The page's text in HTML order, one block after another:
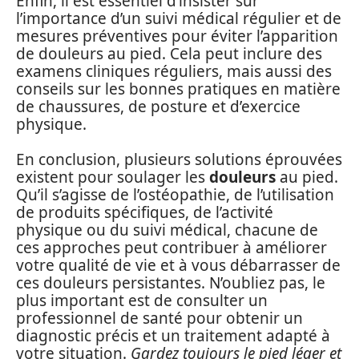
l’importance d’un suivi médical régulier et de
mesures préventives pour éviter l’apparition
de douleurs au pied. Cela peut inclure des
examens cliniques réguliers, mais aussi des
conseils sur les bonnes pratiques en matière
de chaussures, de posture et d’exercice
physique.
En conclusion, plusieurs solutions éprouvées
existent pour soulager lesdouleurs au pied.
Qu’il s’agisse de l’ostéopathie, de l’utilisation
de produits spécifiques, de l’activité
physique ou du suivi médical, chacune de
ces approches peut contribuer à améliorer
votre qualité de vie et à vous débarrasser de
ces douleurs persistantes. N’oubliez pas, le
plus important est de consulter un
professionnel de santé pour obtenir un
diagnostic précis et un traitement adapté à
votre situation. Gardez toujours le pied léger et